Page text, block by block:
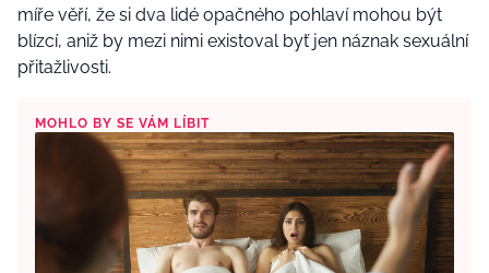
míře věří, že si dva lidé opačného pohlaví mohou být
blízcí, aniž by mezi nimi existoval byť jen náznak sexuální
přitažlivosti.
MOHLO BY SE VÁM LÍBIT